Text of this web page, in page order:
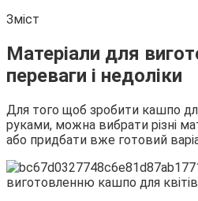
Зміст
Матеріали для
переваги і недоліки
Для того щоб зробити кашпо
руками, можна вибрати різні
або придбати вже готовий